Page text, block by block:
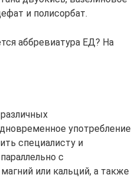
и полисорбат.
аббревиатура ЕД? На
употребление
специалисту и
с
или кальций, а также